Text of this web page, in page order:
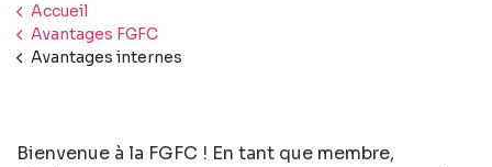
Accueil
Avantages FGFC
Avantages internes
Bienvenue à la FGFC ! En tant que membre,